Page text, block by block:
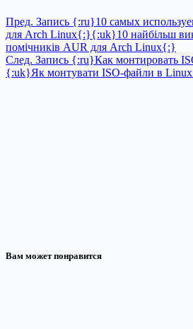
Пред. Запись {:ru}10 самых
для Arch Linux{:}{:uk}10 найбільш
помічників AUR для Arch Linux{:}
След. Запись {:ru}Как монтировать
{:uk}Як монтувати ISO-файли в
Вам может понравится